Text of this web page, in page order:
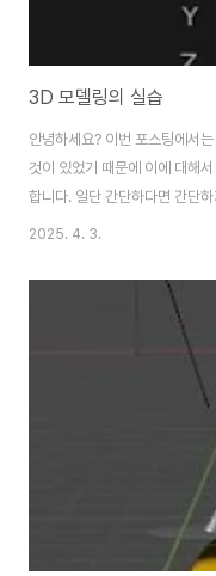
3D 모델링의 실습
안녕하세요? 이번 포스팅에서
것이 있었기 때문에 이에 대해
합니다. 일단 간단하다면 간단
연습을 하고, 나중에는 실습을
야 할 수 있게 되는 것 같습니
하고, 여기서 Segments를 8
가저가 보도록 합니다. 이렇게
단순화된 무언가로 만들어 주
2025. 4. 3.